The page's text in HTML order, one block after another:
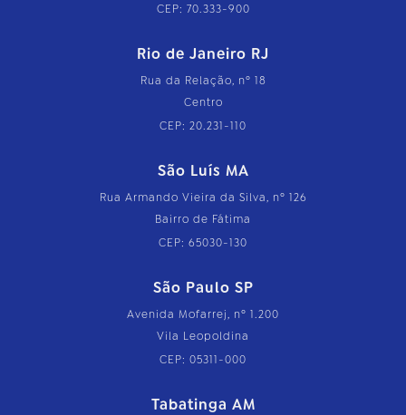
CEP: 70.333-900
Rio de Janeiro RJ
Rua da Relação, nº 18
Centro
CEP: 20.231-110
São Luís MA
Rua Armando Vieira da Silva, nº 126
Bairro de Fátima
CEP: 65030-130
São Paulo SP
Avenida Mofarrej, nº 1.200
Vila Leopoldina
CEP: 05311-000
Tabatinga AM